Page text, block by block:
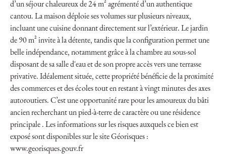
d’un séjour chaleureux de 24 m² agrémenté d’un authentique
cantou. La maison déploie ses volumes sur plusieurs niveaux,
incluant une cuisine donnant directement sur l’extérieur. Le jardin
de 90 m² invite à la détente, tandis que la configuration permet une
belle indépendance, notamment grâce à la chambre au sous-sol
disposant de sa salle d'eau et de son propre accès vers une terrasse
privative. Idéalement située, cette propriété bénéficie de la proximité
des commerces et des écoles tout en restant à vingt minutes des axes
autoroutiers. C’est une opportunité rare pour les amoureux du bâti
ancien recherchant un pied-à-terre de caractère ou une résidence
principale . Les informations sur les risques auxquels ce bien est
exposé sont disponibles sur le site Géorisques :
www.georisques.gouv.fr